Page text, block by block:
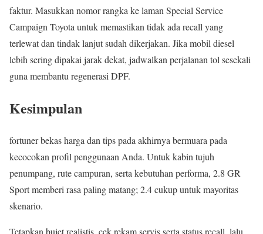
faktur. Masukkan nomor rangka ke laman Special Service
Campaign Toyota untuk memastikan tidak ada recall yang
terlewat dan tindak lanjut sudah dikerjakan. Jika mobil diesel
lebih sering dipakai jarak dekat, jadwalkan perjalanan tol sesekali
guna membantu regenerasi DPF.
Kesimpulan
fortuner bekas harga dan tips pada akhirnya bermuara pada
kecocokan profil penggunaan Anda. Untuk kabin tujuh
penumpang, rute campuran, serta kebutuhan performa, 2.8 GR
Sport memberi rasa paling matang; 2.4 cukup untuk mayoritas
skenario.
Tetapkan bujet realistis, cek rekam servis serta status recall, lalu